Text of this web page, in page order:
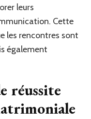
leurs
Cette
les rencontres sont
également
réussite